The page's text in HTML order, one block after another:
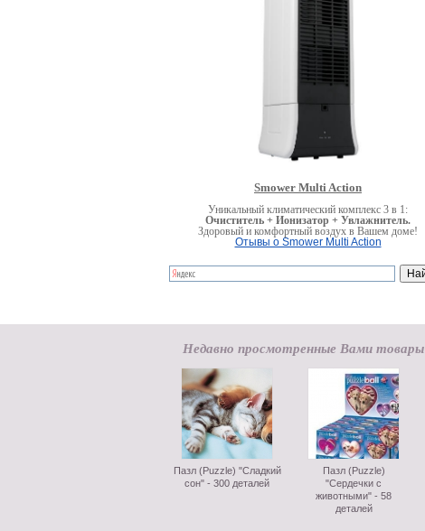
Smower Multi Action
Уникальный климатический комплекс 3 в 1:
Очиститель + Ионизатор + Увлажнитель.
Здоровый и комфортный воздух в Вашем доме!
Отывы о Smower Multi Action
Недавно просмотренные Вами товары
Пазл (Puzzle) "Сладкий
сон" - 300 деталей
Пазл (Puzzle)
"Сердечки с
животными" - 58
деталей